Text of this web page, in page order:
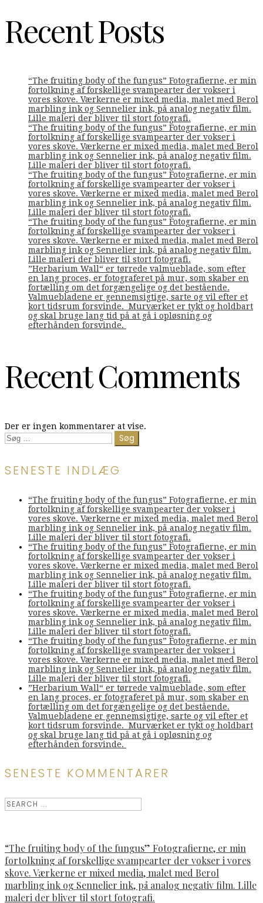
Recent Posts
“The fruiting body of the fungus” Fotografierne, er min
fortolkning af forskellige svampearter der vokser i
vores skove. Værkerne er mixed media, malet med Berol
marbling ink og Sennelier ink, på analog negativ film.
Lille maleri der bliver til stort fotografi.
“The fruiting body of the fungus” Fotografierne, er min
fortolkning af forskellige svampearter der vokser i
vores skove. Værkerne er mixed media, malet med Berol
marbling ink og Sennelier ink, på analog negativ film.
Lille maleri der bliver til stort fotografi.
“The fruiting body of the fungus” Fotografierne, er min
fortolkning af forskellige svampearter der vokser i
vores skove. Værkerne er mixed media, malet med Berol
marbling ink og Sennelier ink, på analog negativ film.
Lille maleri der bliver til stort fotografi.
“The fruiting body of the fungus” Fotografierne, er min
fortolkning af forskellige svampearter der vokser i
vores skove. Værkerne er mixed media, malet med Berol
marbling ink og Sennelier ink, på analog negativ film.
Lille maleri der bliver til stort fotografi.
”Herbarium Wall“ er tørrede valmueblade, som efter
en lang proces, er fotograferet på mur, som skaber en
fortælling om det forgængelige og det bestående.
Valmuebladene er gennemsigtige, sarte og vil efter et
kort tidsrum forsvinde. Murværket er tykt og holdbart
og skal bruge lang tid på at gå i opløsning og
efterhånden forsvinde.
Recent Comments
Der er ingen kommentarer at vise.
Søg
efter:
SENESTE INDLÆG
“The fruiting body of the fungus” Fotografierne, er min
fortolkning af forskellige svampearter der vokser i
vores skove. Værkerne er mixed media, malet med Berol
marbling ink og Sennelier ink, på analog negativ film.
Lille maleri der bliver til stort fotografi.
“The fruiting body of the fungus” Fotografierne, er min
fortolkning af forskellige svampearter der vokser i
vores skove. Værkerne er mixed media, malet med Berol
marbling ink og Sennelier ink, på analog negativ film.
Lille maleri der bliver til stort fotografi.
“The fruiting body of the fungus” Fotografierne, er min
fortolkning af forskellige svampearter der vokser i
vores skove. Værkerne er mixed media, malet med Berol
marbling ink og Sennelier ink, på analog negativ film.
Lille maleri der bliver til stort fotografi.
“The fruiting body of the fungus” Fotografierne, er min
fortolkning af forskellige svampearter der vokser i
vores skove. Værkerne er mixed media, malet med Berol
marbling ink og Sennelier ink, på analog negativ film.
Lille maleri der bliver til stort fotografi.
”Herbarium Wall“ er tørrede valmueblade, som efter
en lang proces, er fotograferet på mur, som skaber en
fortælling om det forgængelige og det bestående.
Valmuebladene er gennemsigtige, sarte og vil efter et
kort tidsrum forsvinde. Murværket er tykt og holdbart
og skal bruge lang tid på at gå i opløsning og
efterhånden forsvinde.
SENESTE KOMMENTARER
“The fruiting body of the fungus” Fotografierne, er min
fortolkning af forskellige svampearter der vokser i vores
skove. Værkerne er mixed media, malet med Berol
marbling ink og Sennelier ink, på analog negativ film. Lille
maleri der bliver til stort fotografi.